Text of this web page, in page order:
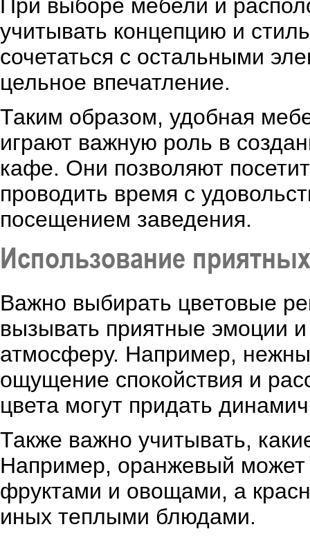
При выборе мебели и
учитывать концепцию и
сочетаться с остальными
цельное впечатление.
Таким образом, удобная
играют важную роль в
кафе. Они позволяют
проводить время с
посещением заведения.
Использование
Важно выбирать цветовые
вызывать приятные эмоции
атмосферу. Например,
ощущение спокойствия и
цвета могут придать
Также важно учитывать,
Например, оранжевый может
фруктами и овощами, а
иных теплыми блюдами.